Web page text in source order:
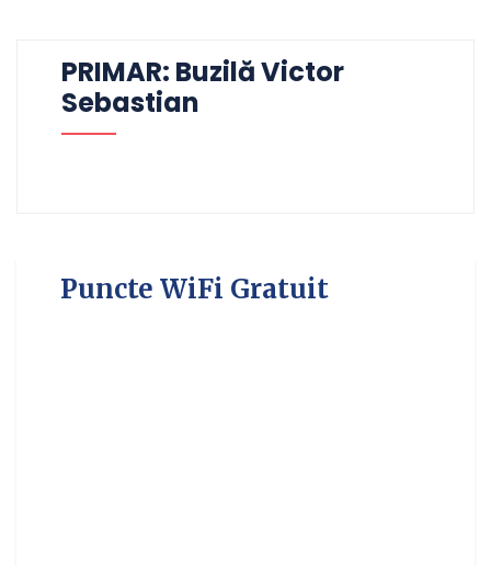
PRIMAR: Buzilă Victor
Sebastian
Puncte WiFi Gratuit